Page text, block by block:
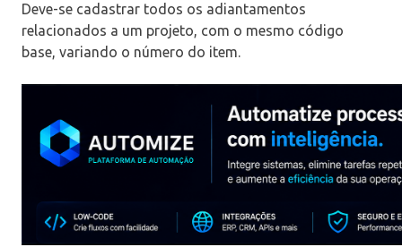
Deve-se cadastrar todos os adiantamentos
relacionados a um projeto, com o mesmo código
base, variando o número do item.